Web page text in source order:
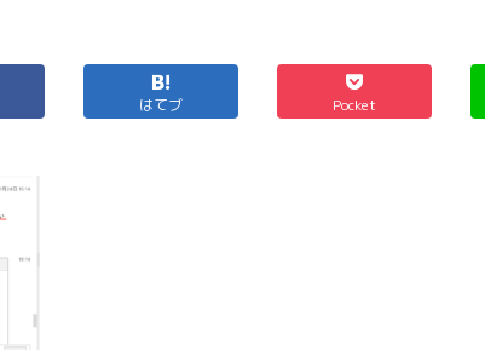
はてブ Pocket